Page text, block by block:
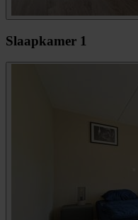
Slaapkamer 1